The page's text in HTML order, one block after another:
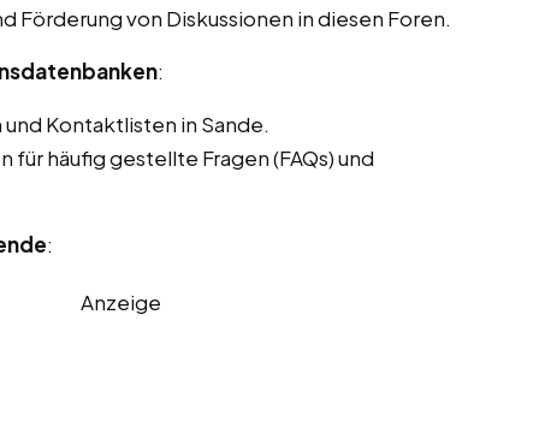
Förderung von Diskussionen in diesen Foren.
:
Kontaktlisten in Sande.
häufig gestellte Fragen (FAQs) und
:
Anzeige